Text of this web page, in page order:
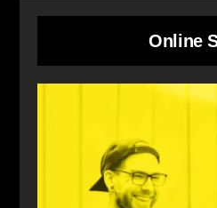
Online